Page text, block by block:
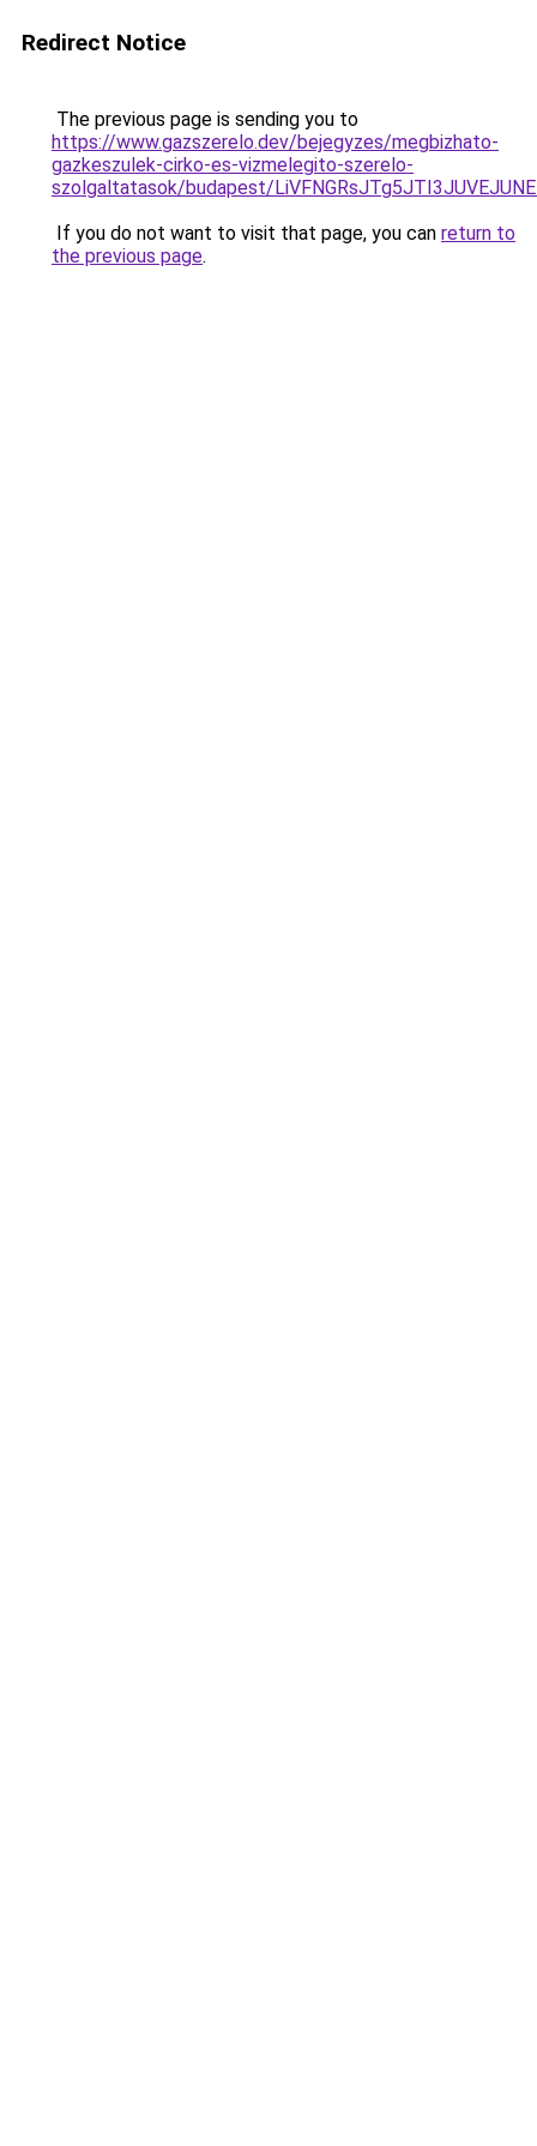
Redirect Notice
The previous page is sending you to
https://www.gazszerelo.dev/bejegyzes/megbizhato-
gazkeszulek-cirko-es-vizmelegito-szerelo-
szolgaltatasok/budapest/
If you do not want to visit that page, you can return to
the previous page.